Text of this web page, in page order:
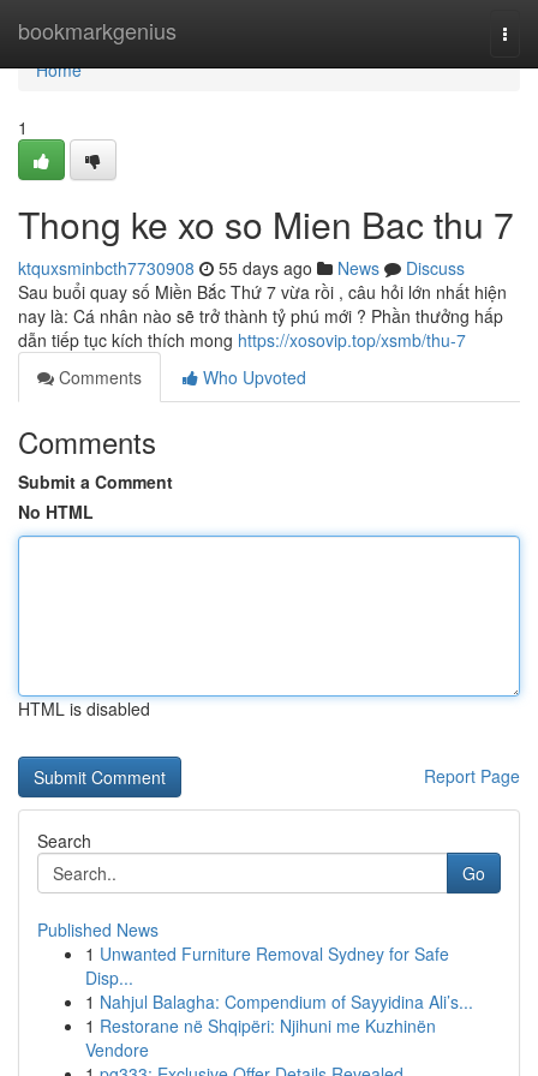
bookmarkgenius
Home
Home
1
Thong ke xo so Mien Bac thu 7
ktquxsminbcth7730908 55 days ago News
Discuss
Sau buổi quay số Miền Bắc Thứ 7 vừa rồi , câu hỏi lớn nhất hiện
nay là: Cá nhân nào sẽ trở thành tỷ phú mới ? Phần thưởng hấp
dẫn tiếp tục kích thích mong https://xosovip.top/xsmb/thu-7
Comments
Who Upvoted
Comments
Submit a Comment
No HTML
HTML is disabled
Report Page
Search
Go
Published News
1 Unwanted Furniture Removal Sydney for Safe
Disp...
1 Nahjul Balagha: Compendium of Sayyidina Ali’s...
1 Restorane në Shqipëri: Njihuni me Kuzhinën
Vendore